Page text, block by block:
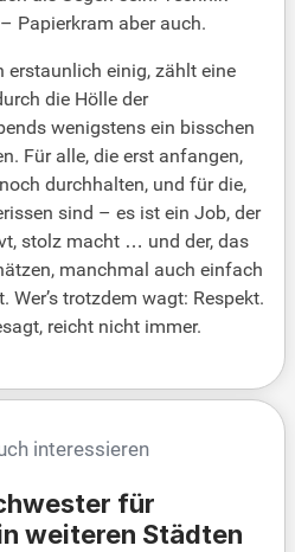
Papierkram aber auch.
erstaunlich einig, zählt eine
die Hölle der
wenigstens ein bisschen
Für alle, die erst anfangen,
durchhalten, und für die,
sind – es ist ein Job, der
stolz macht … und der, das
manchmal auch einfach
trotzdem wagt: Respekt.
reicht nicht immer.
interessieren
für
weiteren Städten